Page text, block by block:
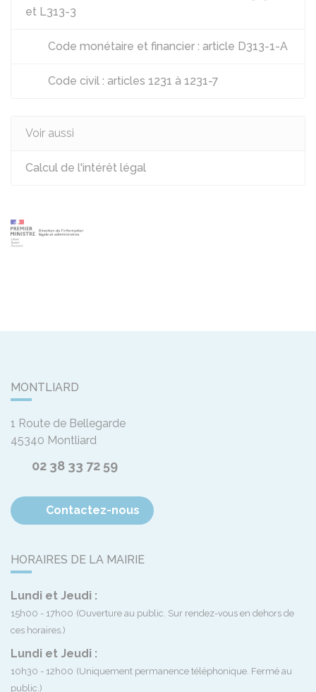
et L313-3
Code monétaire et financier : article D313-1-A
Code civil : articles 1231 à 1231-7
Voir aussi
Calcul de l'intérêt légal
MONTLIARD
1 Route de Bellegarde
45340 Montliard
02 38 33 72 59
Contactez-nous
HORAIRES DE LA MAIRIE
Lundi et Jeudi :
15h00 - 17h00 (Ouverture au public. Sur rendez-vous en dehors de
ces horaires.)
Lundi et Jeudi :
10h30 - 12h00 (Uniquement permanence téléphonique. Fermé au
public.)